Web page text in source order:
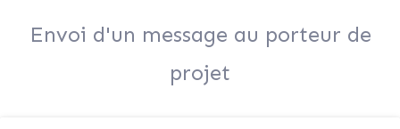
Envoi d'un message au porteur de
projet